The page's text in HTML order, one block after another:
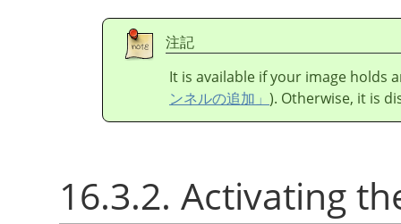
注記
It is available if your image holds
ンネルの追加」 ). Otherwise, it is
16.3.2. Activating